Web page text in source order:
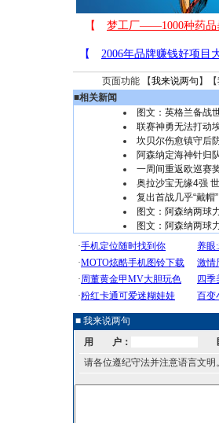
页面功能 【我来说两句 】【
■相关新闻
图文：英格兰备战
联赛神勇无法打动
坎贝尔伤愈镇守后
阿森纳定海神针归
一周间重返欧巡赛
奥拉沙宝无缘4强
复出首战几乎“戴帽
图文：阿森纳两球
图文：阿森纳两球
■ 我来说两句
用 户：
请各位遵纪守法并注意语言文明。